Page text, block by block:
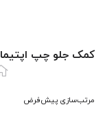
کمک جلو چپ اپتيما